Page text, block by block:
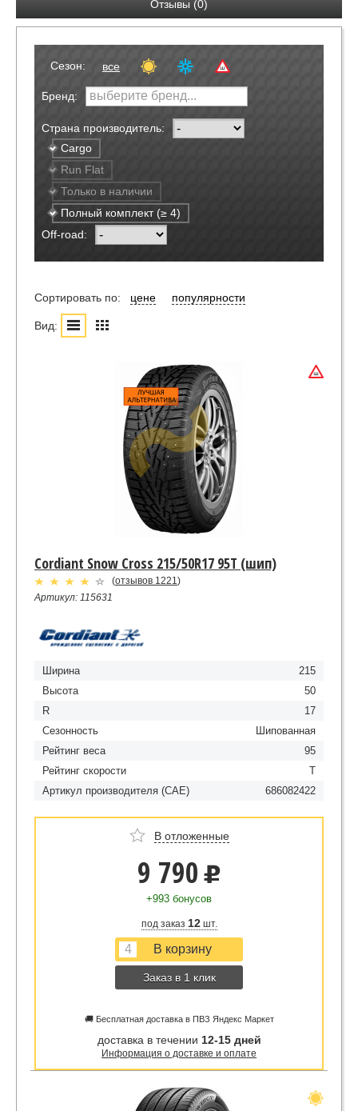
Отзывы (0)
Сезон: все
Бренд:
Страна производитель:
Cargo
Run Flat
Только в наличии
Полный комплект (≥ 4)
Off-road:
Сортировать по: цене популярности
Вид:
Cordiant Snow Cross 215/50R17 95T (шип)
(отзывов 1221)
Артикул: 115631
Ширина
215
Высота
50
R
17
Сезонность
Шипованная
Рейтинг веса
95
Рейтинг скорости
T
Артикул производителя (CAE)
686082422
В отложенные
9 790 u
+993 бонусов
под заказ 12шт.
Заказ в 1 клик
🚚 Бесплатная доставка в ПВЗ Яндекс Маркет
доставка в течении 12-15 дней
Информация о доставке и оплате